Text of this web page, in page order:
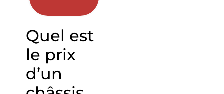
Quel est
le prix
d’un